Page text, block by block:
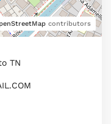
contributors
TN